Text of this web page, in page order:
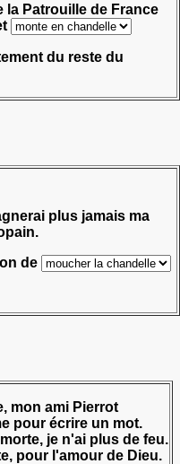
la Patrouille de France
du reste du
plus jamais ma
de
mon ami Pierrot
pour écrire un mot.
je n'ai plus de feu.
pour l'amour de Dieu.